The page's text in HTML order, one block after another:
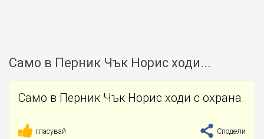
Само в Перник Чък Норис ходи...
Само в Перник Чък Норис ходи с охрана.
гласувай Сподели